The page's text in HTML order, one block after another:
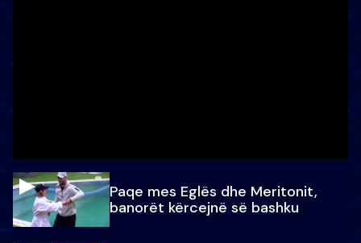
Paqe mes Eglës dhe Meritonit,
banorët kërcejnë së bashku